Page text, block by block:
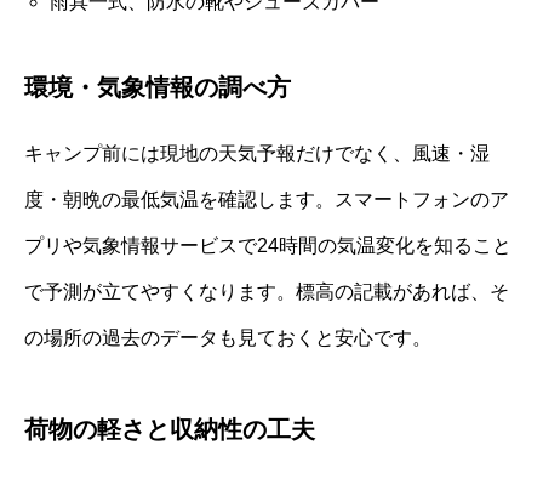
環境・気象情報の調べ方
キャンプ前には現地の天気予報だけでなく、風速・湿
度・朝晩の最低気温を確認します。スマートフォンのア
プリや気象情報サービスで24時間の気温変化を知ること
で予測が立てやすくなります。標高の記載があれば、そ
の場所の過去のデータも見ておくと安心です。
荷物の軽さと収納性の工夫